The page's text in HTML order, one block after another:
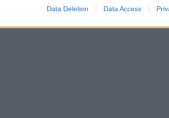
Data Deletion Data Access